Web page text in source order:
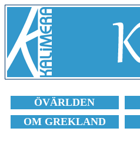
ÖVÄRLDEN
OM GREKLAND